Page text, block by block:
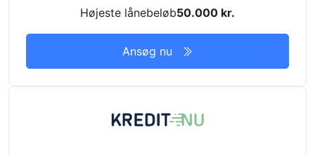
Højeste lånebeløb50.000 kr.
Ansøg nu